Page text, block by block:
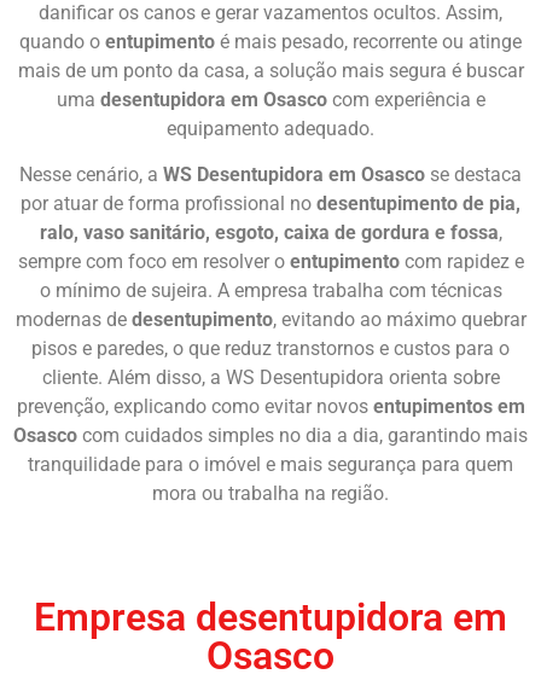
danificar os canos e gerar vazamentos ocultos. Assim,
quando o entupimento é mais pesado, recorrente ou atinge
mais de um ponto da casa, a solução mais segura é buscar
uma desentupidora em Osascocom experiência e
equipamento adequado.
Nesse cenário, a WS Desentupidora em Osasco se destaca
por atuar de forma profissional no desentupimento de pia,
ralo, vaso sanitário, esgoto, caixa de gordura e fossa,
sempre com foco em resolver o entupimentocom rapidez e
o mínimo de sujeira. A empresa trabalha com técnicas
modernas de desentupimento, evitando ao máximo quebrar
pisos e paredes, o que reduz transtornos e custos para o
cliente. Além disso, a WS Desentupidora orienta sobre
prevenção, explicando como evitar novos entupimentos em
Osasco com cuidados simples no dia a dia, garantindo mais
tranquilidade para o imóvel e mais segurança para quem
mora ou trabalha na região.
Empresa desentupidora em
Osasco